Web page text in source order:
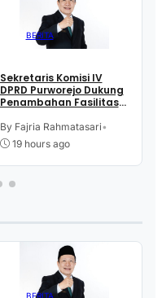
BERITA
Sekretaris Komisi IV
DPRD Purworejo Dukung
Penambahan Fasilitas
Tjitrowardojo
By Fajria Rahmatasari•
19 hours ago
BERITA